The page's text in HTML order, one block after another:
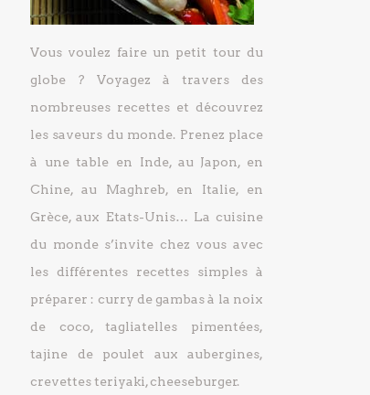
Vous voulez faire un petit tour du
globe ? Voyagez à travers des
nombreuses recettes et découvrez
les saveurs du monde. Prenez place
à une table en Inde, au Japon, en
Chine, au Maghreb, en Italie, en
Grèce, aux Etats-Unis… La cuisine
du monde s’invite chez vous avec
les différentes recettes simples à
préparer : curry de gambas à la noix
de coco, tagliatelles pimentées,
tajine de poulet aux aubergines,
crevettes teriyaki, cheeseburger.